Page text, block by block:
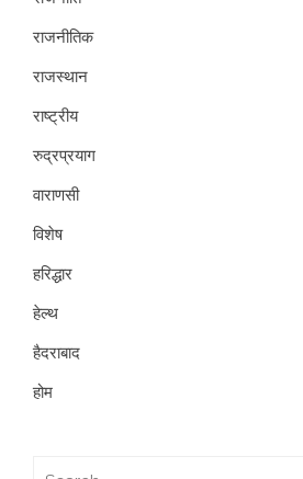
राजनीतिक
राजस्थान
राष्ट्रीय
रुद्रप्रयाग
वाराणसी
विशेष
हरिद्धार
हेल्थ
हैदराबाद
होम